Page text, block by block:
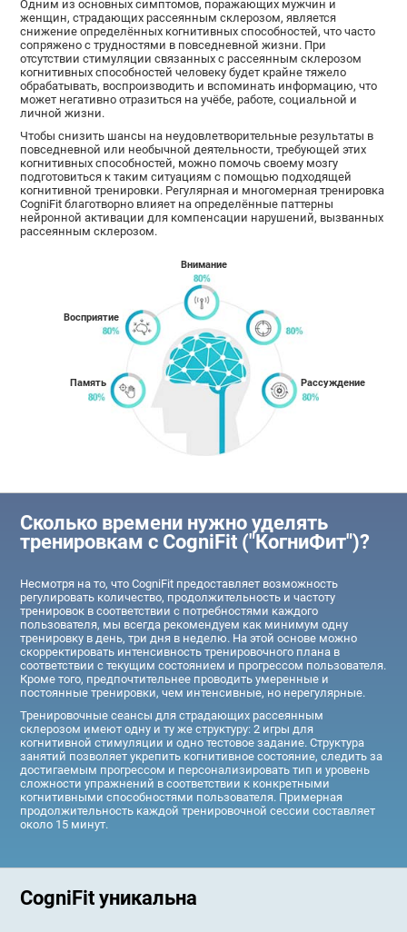
Одним из основных симптомов, поражающих мужчин и
женщин, страдающих рассеянным склерозом, является
снижение определённых когнитивных способностей, что часто
сопряжено с трудностями в повседневной жизни. При
отсутствии стимуляции связанных с рассеянным склерозом
когнитивных способностей человеку будет крайне тяжело
обрабатывать, воспроизводить и вспоминать информацию, что
может негативно отразиться на учёбе, работе, социальной и
личной жизни.
Чтобы снизить шансы на неудовлетворительные результаты в
повседневной или необычной деятельности, требующей этих
когнитивных способностей, можно помочь своему мозгу
подготовиться к таким ситуациям с помощью подходящей
когнитивной тренировки. Регулярная и многомерная тренировка
CogniFit благотворно влияет на определённые паттерны
нейронной активации для компенсации нарушений, вызванных
рассеянным склерозом.
Память
Восприятие
Внимание
Рассуждение
Сколько времени нужно уделять
тренировкам с CogniFit ("КогниФит")?
Несмотря на то, что CogniFit предоставляет возможность
регулировать количество, продолжительность и частоту
тренировок в соответствии с потребностями каждого
пользователя, мы всегда рекомендуем как минимум одну
тренировку в день, три дня в неделю. На этой основе можно
скорректировать интенсивность тренировочного плана в
соответствии с текущим состоянием и прогрессом пользователя.
Кроме того, предпочтительнее проводить умеренные и
постоянные тренировки, чем интенсивные, но нерегулярные.
Тренировочные сеансы для страдающих рассеянным
склерозом имеют одну и ту же структуру: 2 игры для
когнитивной стимуляции и одно тестовое задание. Структура
занятий позволяет укрепить когнитивное состояние, следить за
достигаемым прогрессом и персонализировать тип и уровень
сложности упражнений в соответствии к конкретными
когнитивными способностями пользователя. Примерная
продолжительность каждой тренировочной сессии составляет
около 15 минут.
CogniFit уникальна